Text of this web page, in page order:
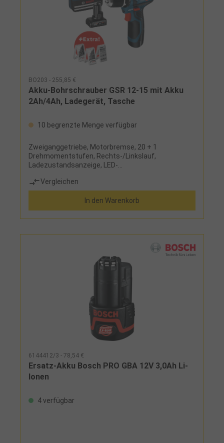
BO203 - 255,85 €
Akku-Bohrschrauber GSR 12-15 mit Akku
2Ah/4Ah, Ladegerät, Tasche
10 begrenzte Menge verfügbar
Zweiganggetriebe, Motorbremse, 20 + 1
Drehmomentstufen, Rechts-/Linkslauf,
Ladezustandsanzeige, LED-
und 4 Ah, Metallbohrer-Satz 7-tlg., Holzbohrer-Satz
7-tlg., Bit-Satz 25-tlg., Schnellladegerät und Tasche
Vergleichen
In den Warenkorb
6144412/3 - 78,54 €
Ersatz-Akku Bosch PRO GBA 12V 3,0Ah Li-
Ionen
4 verfügbar